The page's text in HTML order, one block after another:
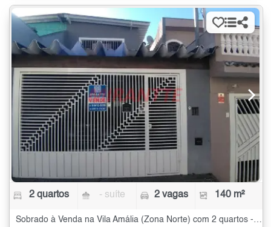
2 quartos - suíte 2 vagas 140 m²
Sobrado à Venda na Vila Amália (Zona Norte) com 2 quartos - 140 m²